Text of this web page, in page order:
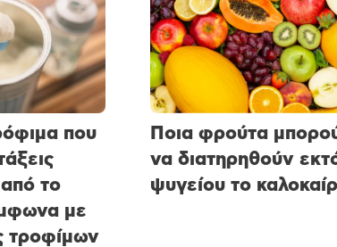
που
το
με
τροφίμων
Ποια φρούτα
να διατηρηθούν
ψυγείου το